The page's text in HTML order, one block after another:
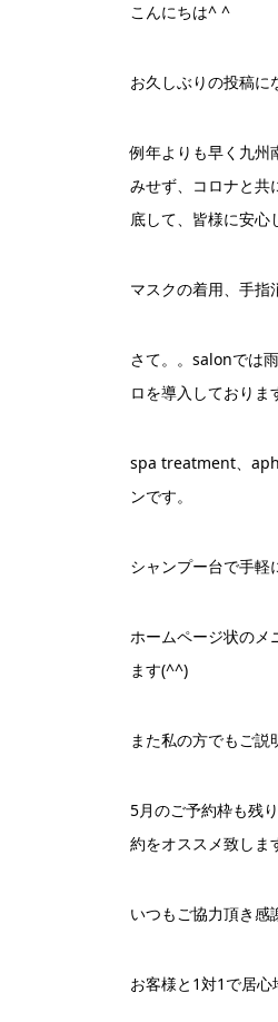
こんにちは^ ^
お久しぶりの投稿に
例年よりも早く九州
みせず、コロナと共
底して、皆様に安心
マスクの着用、手指
さて。。salonでは
ロを導入しておりま
spa treatment、
ンです。
シャンプー台で手
ホームページ状のメ
ます(^^)
また私の方でもご説
5月のご予約枠も残
約をオススメ致しま
いつもご協力頂き感
お客様と1対1で居心